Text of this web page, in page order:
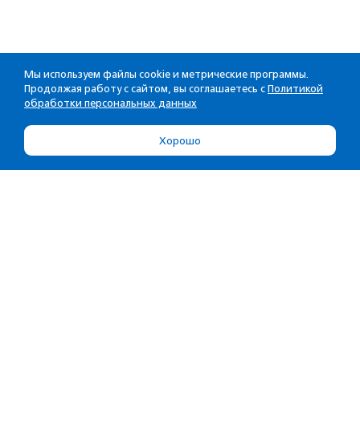
Мы используем файлы cookie и метрические программы.
Продолжая работу с сайтом, вы соглашаетесь с Политикой
обработки персональных данных
Хорошо